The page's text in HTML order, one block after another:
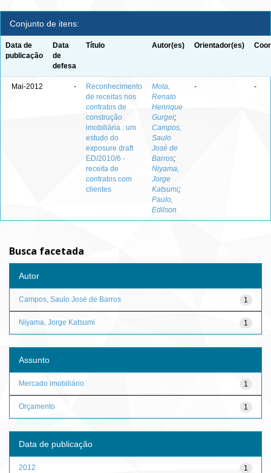
Conjunto de itens:
Data de
publicação
Data
de
defesa
Título Autor(es) Orientador(es)
Mai-2012 -
Reconhecimento
de receitas nos
contratos de
construção
imobiliária : um
estudo do
exposure draft
ED/2010/6 -
receita de
contratos com
clientes
Mota,
Renato
Henrique
Gurgel;
Campos,
Saulo
José de
Barros;
Niyama,
Jorge
Katsumi;
Paulo,
Edilson
- -
Busca facetada
Autor
1
Campos, Saulo José de Barros
1
Niyama, Jorge Katsumi
Assunto
1
Mercado imobiliário
1
Orçamento
Data de publicação
1
2012